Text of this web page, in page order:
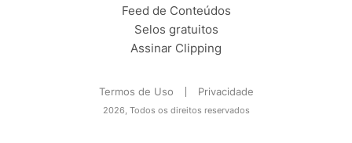
Feed de Conteúdos
Selos gratuitos
Assinar Clipping
Termos de Uso Privacidade
2026, Todos os direitos reservados